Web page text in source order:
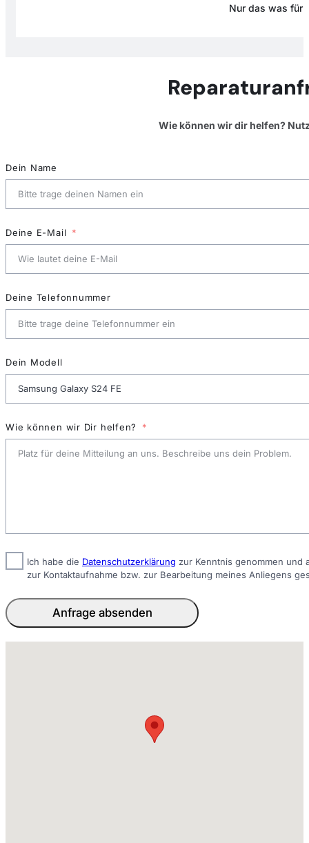
Nur das was für
Wie können wir dir helfen?
Dein Name
Deine E-Mail
Deine Telefonnummer
Dein Modell
Wie können wir Dir helfen?
Ich habe die Datenschutzerklärung zur Kenntnis genommen und
zur Kontaktaufnahme bzw. zur Bearbeitung meines Anliegens
Anfrage absenden